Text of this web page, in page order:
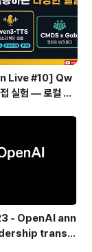
Live #10] Qw
실험 — 로컬 설
- OpenAI ann
transiti